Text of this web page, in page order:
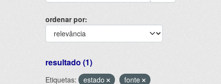
ordenar por
resultado (1)
Etiquetas: estado
fonte